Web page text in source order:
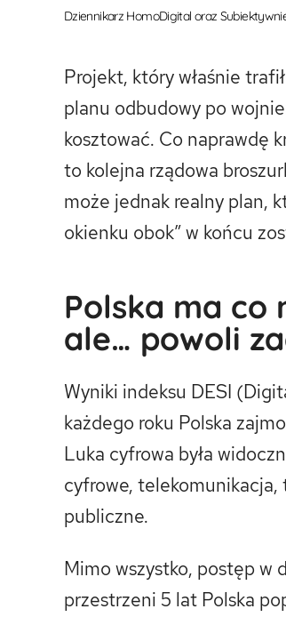
Dziennikarz HomoDigital oraz
Projekt, który właśnie
planu odbudowy po
kosztować. Co naprawdę
to kolejna rządowa
może jednak realny plan,
okienku obok” w końcu
Polska ma co
ale… powoli
Wyniki indeksu DESI
każdego roku Polska
Luka cyfrowa była
cyfrowe, telekomunikacja,
publiczne.
Mimo wszystko, postęp w
przestrzeni 5 lat Polska